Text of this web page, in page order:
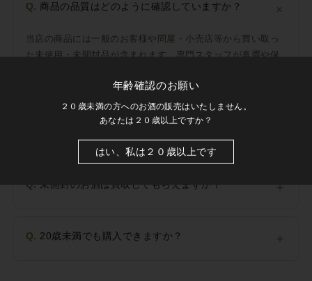
Q. 商品の品質はどのように確認していますか？ ＋
当店の商品には一般のお客様や問屋・小売店等から買い取っ
た未使用・未開封品が含まれます。専門スタッフが真贋や保
使用品・未開封品」です。
Q. 未開封のお酒は買取してもらえますか？ ＋
Q. 20歳未満でも購入できますか？ ＋
年齢確認のお願い
２０歳未満の方へのお酒の販売はいたしません。
あなたは２０歳以上ですか？
はい、私は２０歳以上です